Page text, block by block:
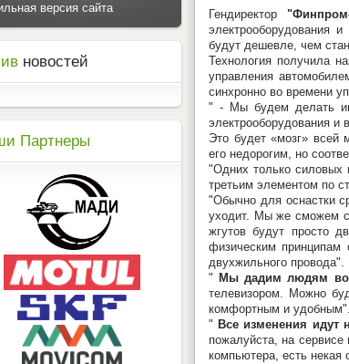
Гендиректор
электрооборудования
будут дешевле, чем
Технология получила
управления
синхронно во времени
" - Мы будем делать
электрооборудования и
Это будет «мозг» всей
его недорогим, но
"Одних только
третьим элементом по
"Обычно для оснастки
уходит. Мы же сможем
жгутов будут просто
физическим принципам
двухжильного провода".
" Мы дадим людям
телевизором. Можно
комфортным и удобным".
" Все изменения идут
пожалуйста, на
компьютера, есть
версия сайта
новостей
Партнеры